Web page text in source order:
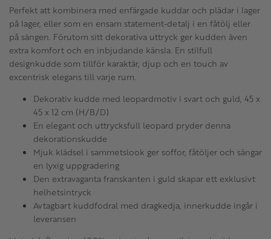
Perfekt att kombinera med enfärgade kuddar och plädar i lager
på lager, eller som en ensam statement-detalj i en fåtölj eller
på sängen. Förutom sitt dekorativa uttryck ger kudden även
extra komfort och en inbjudande känsla. En stilfull
designkudde som tillför karaktär, djup och en touch av
excentrisk elegans till varje rum.
Dekorativ kudde med leopardmotiv i svart och guld, 45 x
45 x 12 cm (H/B/D)
En elegant och uttrycksfull leopard pryder denna
dekorationskudde
Mjuk klädsel i sammetslook ger soffor, fåtöljer och sängar
en lyxig uppgradering
Den extravaganta franskanten i guld skapar ett exklusivt
helhetsintryck
Avtagbart kuddfodral med dragkedja, innerkudde ingår i
leveransen